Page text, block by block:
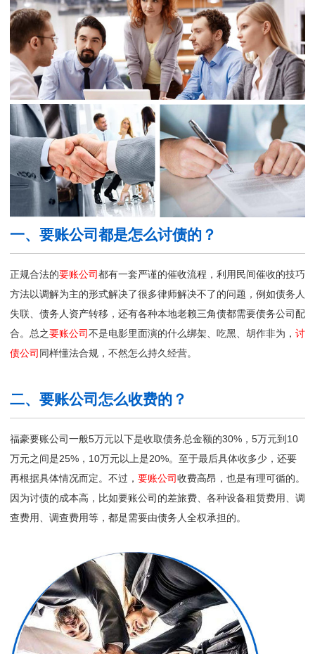
一、要账公司都是怎么讨债的？
正规合法的要账公司都有一套严谨的催收流程，利用民间催收的技巧
方法以调解为主的形式解决了很多律师解决不了的问题，例如债务人
失联、债务人资产转移，还有各种本地老赖三角债都需要债务公司配
合。总之要账公司不是电影里面演的什么绑架、吃黑、胡作非为， 讨
债公司 同样懂法合规，不然怎么持久经营。
二、要账公司怎么收费的？
福豪要账公司一般5万元以下是收取债务总金额的30%，5万元到10
万元之间是25%，10万元以上是20%。至于最后具体收多少，还要
再根据具体情况而定。不过， 要账公司收费高昂，也是有理可循的。
因为讨债的成本高，比如要账公司的差旅费、各种设备租赁费用、调
查费用、调查费用等，都是需要由债务人全权承担的。